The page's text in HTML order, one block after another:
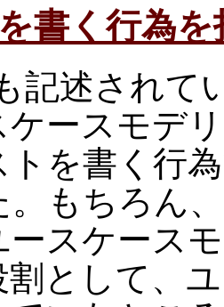
書く行為を
記述されて
ケースモデ
トを書く行
。もちろん
ースケース
割として、